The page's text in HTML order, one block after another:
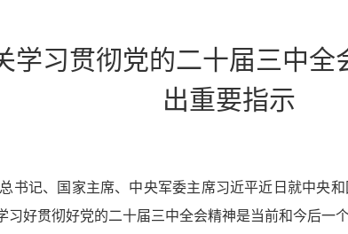
学习贯彻党的二十届三中
出重要指示
书记、国家主席、中央军委主席习近平近日就中央
习好贯彻好党的二十届三中全会精神是当前和今后一